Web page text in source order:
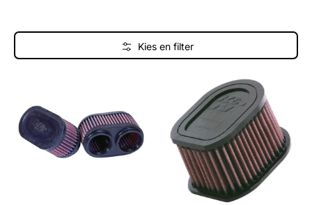
Kies en filter